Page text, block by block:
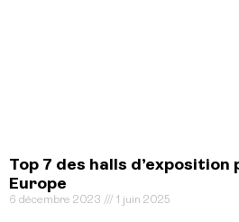
Top 7 des halls d’exposition
Europe
6 décembre 2023 1 juin 2025